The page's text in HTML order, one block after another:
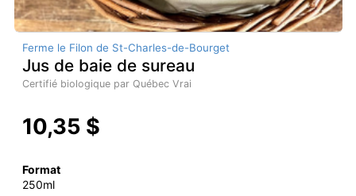
Ferme le Filon de St-Charles-de-Bourget
Jus de baie de sureau
Certifié biologique par Québec Vrai
10,35 $
Format
250ml